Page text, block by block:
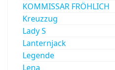
KOMMISSAR FRÖHLICH
Kreuzzug
Lady S
Lanternjack
Legende
Lena